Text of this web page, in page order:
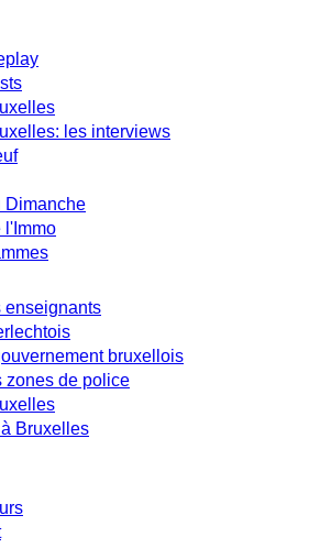
les interviews
Dimanche
l'Immo
enseignants
bruxellois
zones de police
Bruxelles